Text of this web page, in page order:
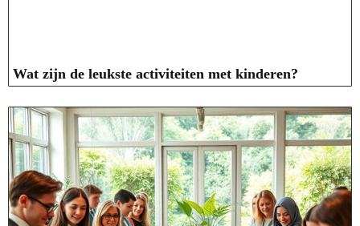
Wat zijn de leukste activiteiten met kinderen?